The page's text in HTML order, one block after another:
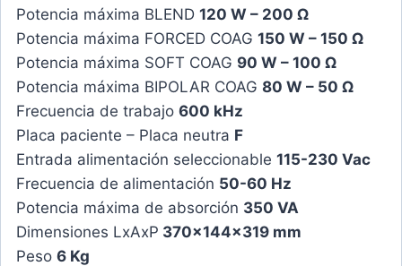
Potencia máxima BLEND 120 W – 200 Ω
Potencia máxima FORCED COAG 150 W – 150 Ω
Potencia máxima SOFT COAG 90 W – 100 Ω
Potencia máxima BIPOLAR COAG 80 W – 50 Ω
Frecuencia de trabajo 600 kHz
Placa paciente – Placa neutra F
Entrada alimentación seleccionable 115-230 Vac
Frecuencia de alimentación 50-60 Hz
Potencia máxima de absorción 350 VA
Dimensiones LxAxP 370x144x319 mm
Peso 6 Kg